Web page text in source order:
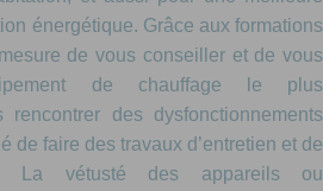
énergétique. Grâce aux formations
de vous conseiller et de vous
de chauffage le plus
des dysfonctionnements
de faire des travaux d’entretien et de
La vétusté des appareils ou